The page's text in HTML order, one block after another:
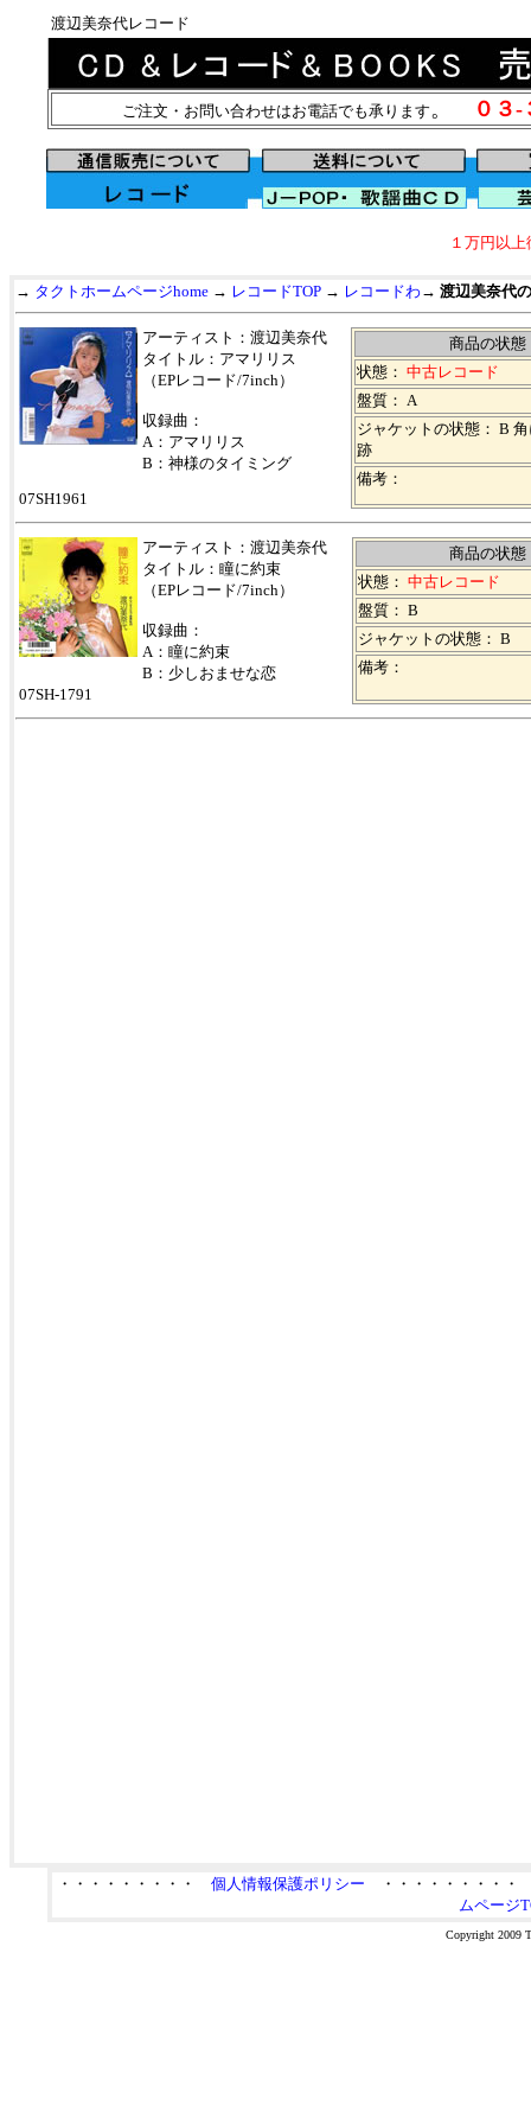
渡辺美奈代レコード
ご注文・お問い合わせはお電話でも承ります。 ０３
１万円以
→ タクトホームページhome → レコードTOP → レコードわ→ 渡辺美奈代
アーティスト：渡辺美奈代
タイトル：アマリリス
（EPレコード/7inch）
収録曲：
A：アマリリス
B：神様のタイミング
商品の状態
状態： 中古レコード
盤質： A
ジャケットの状態： B
跡
備考：
07SH1961
アーティスト：渡辺美奈代
タイトル：瞳に約束
（EPレコード/7inch）
収録曲：
A：瞳に約束
B：少しおませな恋
商品の状態
状態： 中古レコード
盤質： B
ジャケットの状態： B
備考：
07SH-1791
・・・・・・・・・ 個人情報保護ポリシー ・・・・・・・・
ムページ
Copyright 2009